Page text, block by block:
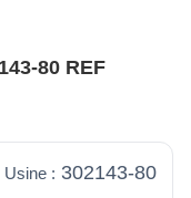
80 REF
Usine : 302143-80